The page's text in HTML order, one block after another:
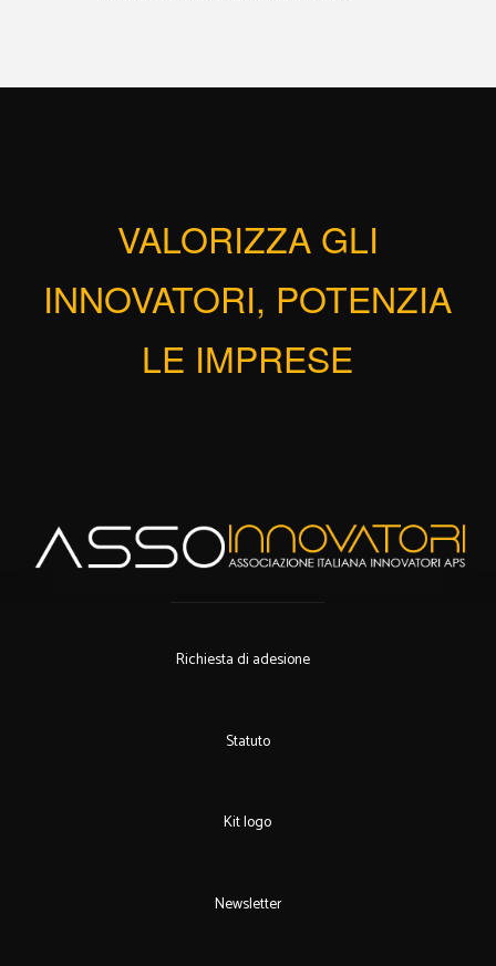
VALORIZZA GLI
INNOVATORI, POTENZIA
LE IMPRESE
Richiesta di adesione
Statuto
Kit logo
Newsletter